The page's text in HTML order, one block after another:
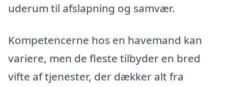
uderum til afslapning og samvær.
Kompetencerne hos en havemand kan
variere, men de fleste tilbyder en bred
vifte af tjenester, der dækker alt fra